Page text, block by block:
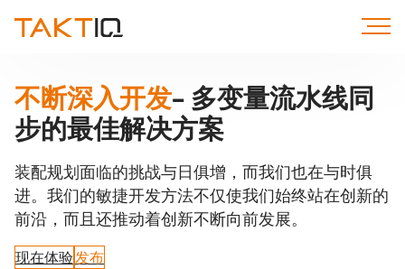
不断深入开发– 多变量流水线同
步的最佳解决方案
装配规划面临的挑战与日俱增，而我们也在与时俱
进。我们的敏捷开发方法不仅使我们始终站在创新的
前沿，而且还推动着创新不断向前发展。
现在体验发布